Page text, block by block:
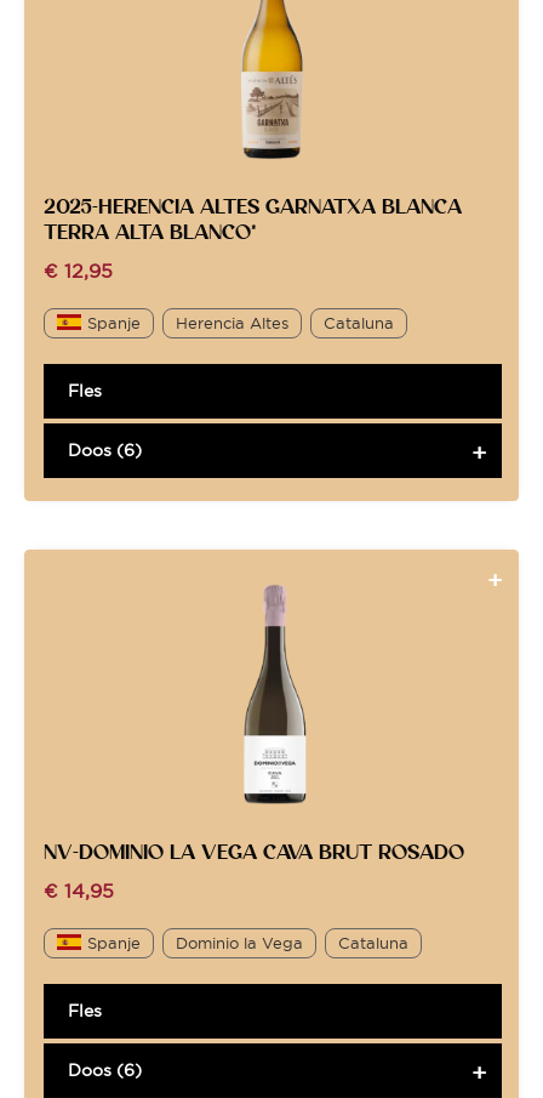
2025-HERENCIA ALTES GARNATXA BLANCA
TERRA ALTA BLANCO*
€ 12,95
Spanje Herencia Altes Cataluna
Fles
Doos (6)
NV-DOMINIO LA VEGA CAVA BRUT ROSADO
€ 14,95
Spanje Dominio la Vega Cataluna
Fles
Doos (6)